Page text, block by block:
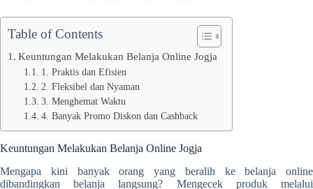
Table of Contents
Keuntungan Melakukan Belanja Online Jogja
1. Praktis dan Efisien
2. Fleksibel dan Nyaman
3. Menghemat Waktu
4. Banyak Promo Diskon dan Cashback
Keuntungan Melakukan Belanja Online Jogja
Mengapa kini banyak orang yang beralih ke belanja online
dibandingkan belanja langsung? Mengecek produk melalui